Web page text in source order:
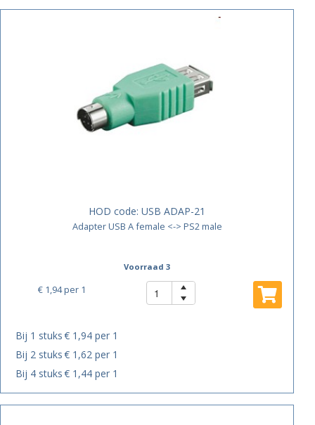
HOD code: USB ADAP-21
Adapter USB A female <-> PS2 male
Voorraad 3
€ 1,94per 1
Bij 1 stuks€ 1,94 per 1
Bij 2 stuks€ 1,62 per 1
Bij 4 stuks€ 1,44 per 1